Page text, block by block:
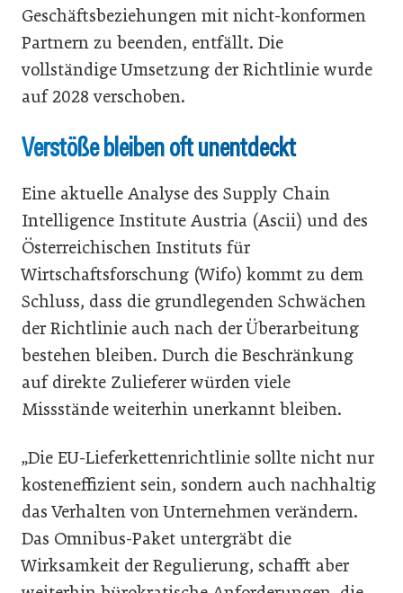
Geschäftsbeziehungen mit nicht-konformen
Partnern zu beenden, entfällt. Die
vollständige Umsetzung der Richtlinie wurde
auf 2028 verschoben.
Verstöße bleiben oft unentdeckt
Eine aktuelle Analyse des Supply Chain
Intelligence Institute Austria (Ascii) und des
Österreichischen Instituts für
Wirtschaftsforschung (Wifo) kommt zu dem
Schluss, dass die grundlegenden Schwächen
der Richtlinie auch nach der Überarbeitung
bestehen bleiben. Durch die Beschränkung
auf direkte Zulieferer würden viele
Missstände weiterhin unerkannt bleiben.
„Die EU-Lieferkettenrichtlinie sollte nicht nur
kosteneffizient sein, sondern auch nachhaltig
das Verhalten von Unternehmen verändern.
Das Omnibus-Paket untergräbt die
Wirksamkeit der Regulierung, schafft aber